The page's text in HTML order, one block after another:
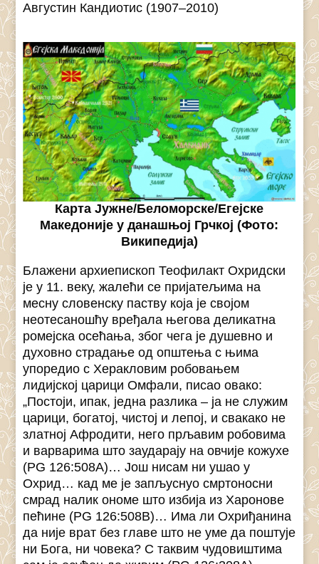
Августин Кандиотис (1907–2010)
Карта Јужне/Беломорске/Егејске
Македоније у данашњој Грчкој (Фото:
Википедија)
Блажени архиепископ Теофилакт Охридски
је у 11. веку, жалећи се пријатељима на
месну словенску паству која је својом
неотесаношћу вређала његова деликатна
ромејска осећања, због чега је душевно и
духовно страдање од општења с њима
упоредио с Херакловим робовањем
лидијској царици Омфали, писао овако:
„Постоји, ипак, једна разлика – ја не служим
царици, богатој, чистој и лепој, и свакако не
златној Афродити, него прљавим робовима
и варварима што заударају на овчије кожухе
(PG 126:508A)… Још нисам ни ушао у
Охрид… кад ме је запљуснуо смртоносни
смрад налик ономе што избија из Харонове
пећине (PG 126:508B)… Има ли Охриђанина
да није врат без главе што не уме да поштује
ни Бога, ни човека? С таквим чудовиштима